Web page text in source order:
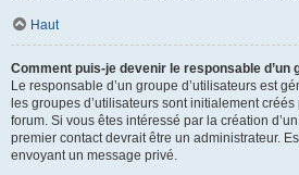
Haut
Comment puis-je devenir le responsable d’un
Le responsable d’un groupe d’utilisateurs est
les groupes d’utilisateurs sont initialement
forum. Si vous êtes intéressé par la création
premier contact devrait être un administrateur.
envoyant un message privé.